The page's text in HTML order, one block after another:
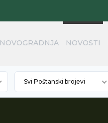
NOVOGRADNJA NOVOSTI
Svi Poštanski brojevi